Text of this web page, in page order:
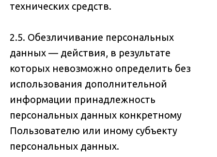
технических средств.
2.5. Обезличивание персональных
данных — действия, в результате
которых невозможно определить без
использования дополнительной
информации принадлежность
персональных данных конкретному
Пользователю или иному субъекту
персональных данных.